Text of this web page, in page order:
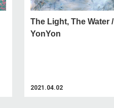
The Light, The Water /
YonYon
2021.04.02